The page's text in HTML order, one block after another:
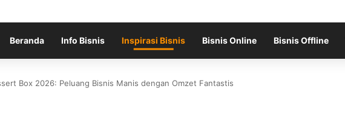
Beranda Info Bisnis Inspirasi Bisnis Bisnis Online Bisnis Offline
Box 2026: Peluang Bisnis Manis dengan Omzet Fantastis